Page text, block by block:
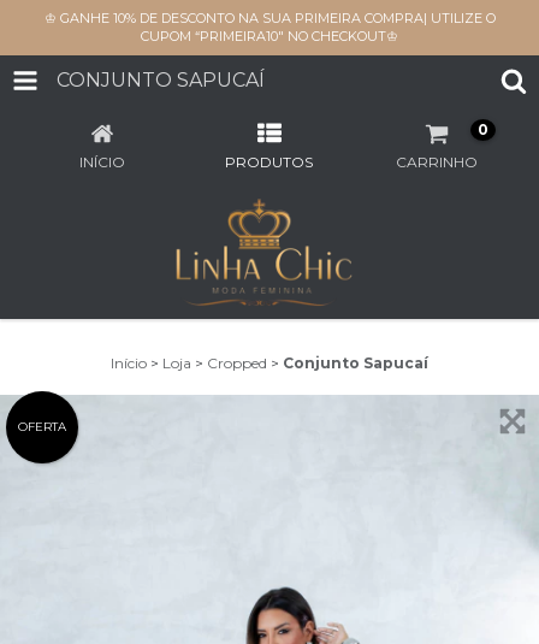
♔ GANHE 10% DE DESCONTO NA SUA PRIMEIRA COMPRA| UTILIZE O
CUPOM “PRIMEIRA10" NO CHECKOUT♔
CONJUNTO SAPUCAÍ
INÍCIO PRODUTOS CARRINHO
0
Início > Loja > Cropped > Conjunto Sapucaí
OFERTA